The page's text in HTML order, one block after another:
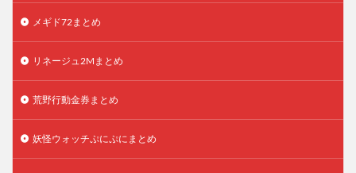
メギド72まとめ
リネージュ2Mまとめ
荒野行動金券まとめ
妖怪ウォッチぷにぷにまとめ